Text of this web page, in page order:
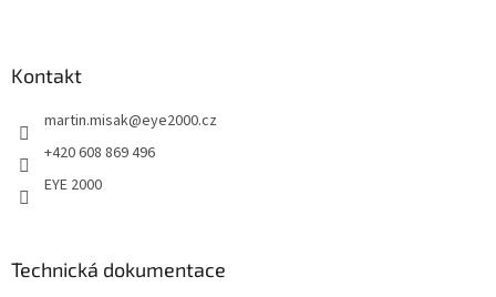
Kontakt
martin.misak@eye2000.cz
+420 608 869 496
EYE 2000
Technická dokumentace